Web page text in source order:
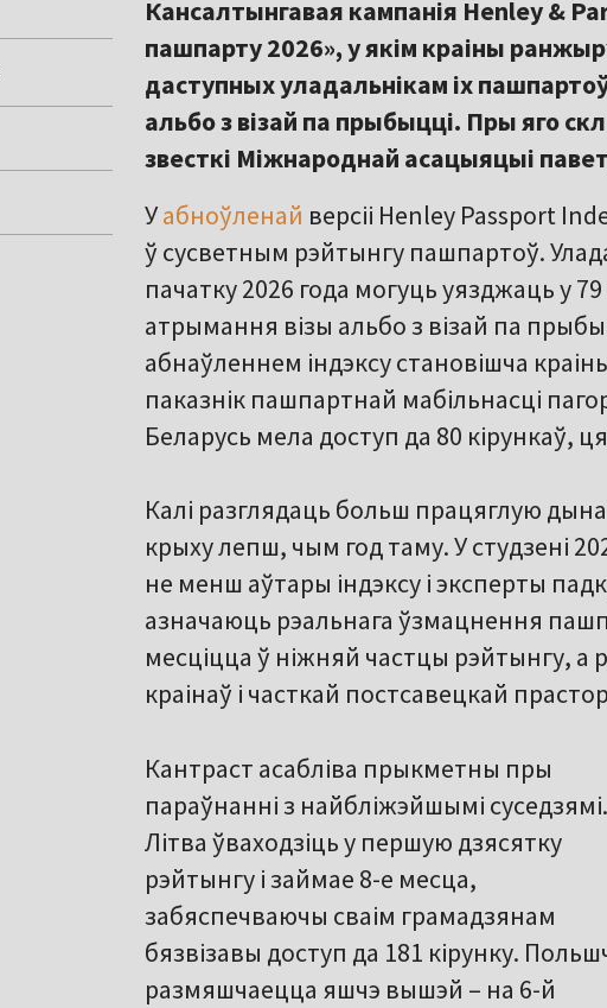
Кансалтынгавая кампанія Henley &
пашпарту 2026», у якім краіны
даступных уладальнікам іх
альбо з візай па прыбыцці. Пры яго
звесткі Міжнароднай асацыяцыі
Уабноўленай версіі Henley Passport
ў сусветным рэйтынгу пашпартоў.
пачатку 2026 года могуць уязджаць у
атрымання візы альбо з візай па
абнаўленнем індэксу становішча
паказнік пашпартнай мабільнасці
Беларусь мела доступ да 80 кірункаў,
Калі разглядаць больш працяглую
крыху лепш, чым год таму. У студзені
не менш аўтары індэксу і эксперты
азначаюць рэальнага ўзмацнення
месціцца ў ніжняй частцы рэйтынгу, а
краінаў і часткай постсавецкай
Кантраст асабліва прыкметны пры
параўнанні з найбліжэйшымі суседзямі.
Літва ўваходзіць у першую дзясятку
рэйтынгу і займае 8-е месца,
забяспечваючы сваім грамадзянам
бязвізавы доступ да 181 кірунку.
размяшчаецца яшчэ вышэй – на 6-й